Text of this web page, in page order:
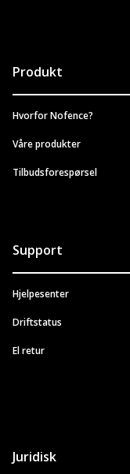
Produkt
Hvorfor Nofence?
Våre produkter
Tilbudsforespørsel
Support
Hjelpesenter
Driftstatus
El retur
Juridisk